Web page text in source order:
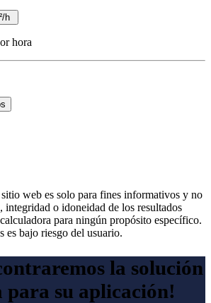
hora
web es solo para fines informativos y no
integridad o idoneidad de los resultados
para ningún propósito específico.
es bajo riesgo del usuario.
la solución
para su aplicación!